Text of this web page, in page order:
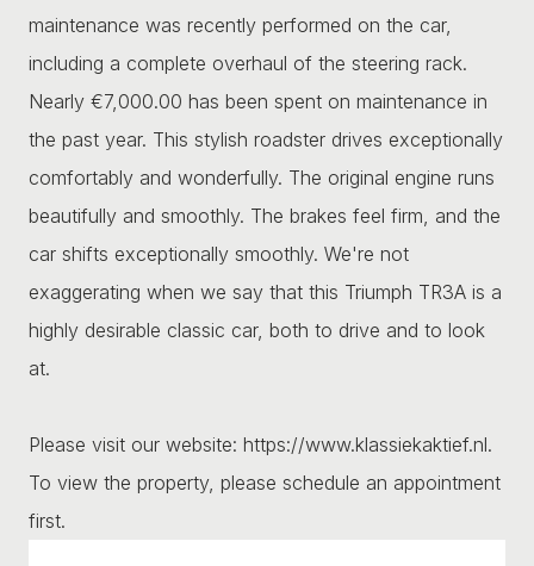
maintenance was recently performed on the car,
including a complete overhaul of the steering rack.
Nearly €7,000.00 has been spent on maintenance in
the past year. This stylish roadster drives exceptionally
comfortably and wonderfully. The original engine runs
beautifully and smoothly. The brakes feel firm, and the
car shifts exceptionally smoothly. We're not
exaggerating when we say that this Triumph TR3A is a
highly desirable classic car, both to drive and to look
at.
Please visit our website: https://www.klassiekaktief.nl.
To view the property, please schedule an appointment
first.